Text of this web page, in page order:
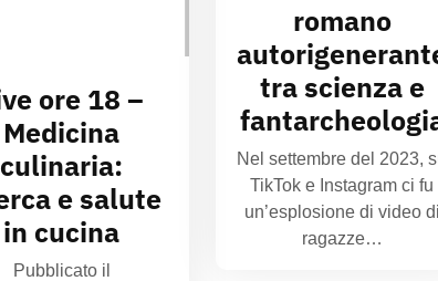
ore 18 –
Medicina
culinaria:
e salute
in cucina
Pubblicato il
romano
tra scienza e
Nel settembre del 2023,
TikTok e Instagram ci fu
un’esplosione di video di
ragazze…